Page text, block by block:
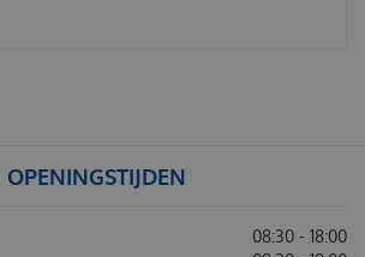
OPENINGSTIJDEN
08:30 - 18:00